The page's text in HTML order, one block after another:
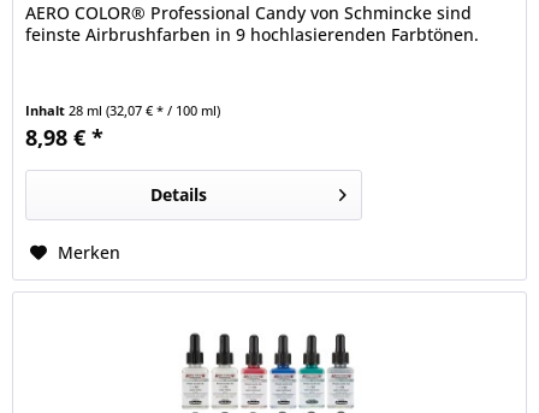
AERO COLOR® Professional Candy von Schmincke sind
feinste Airbrushfarben in 9 hochlasierenden Farbtönen.
Inhalt28 ml(32,07 € * / 100 ml)
8,98 € *
Details
Merken